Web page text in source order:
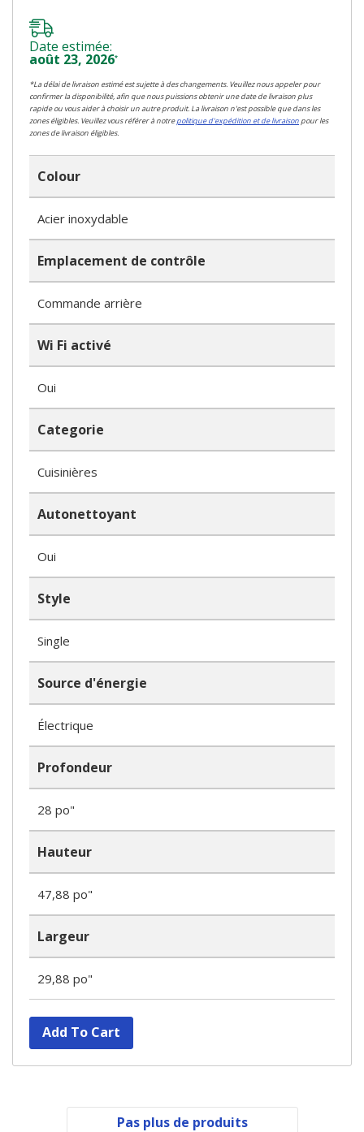
Date estimée:
août 23, 2026*
*La délai de livraison estimé est sujette à des changements. Veuillez nous appeler pour
confirmer la disponibilité, afin que nous puissions obtenir une date de livraison plus
rapide ou vous aider à choisir un autre produit. La livraison n'est possible que dans les
zones éligibles. Veuillez vous référer à notrepolitique d'expédition et de livraison pour les
zones de livraison éligibles.
Colour
Acier inoxydable
Emplacement de contrôle
Commande arrière
Wi Fi activé
Oui
Categorie
Cuisinières
Autonettoyant
Oui
Style
Single
Source d'énergie
Électrique
Profondeur
28 po"
Hauteur
47,88 po"
Largeur
29,88 po"
Add To Cart
Pas plus de produits